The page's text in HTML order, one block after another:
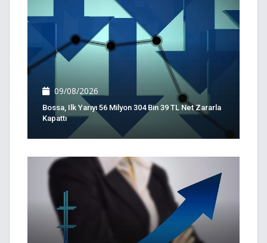
09/08/2026
Bossa, Ilk Yarıyı 56 Milyon 304 Bin 39 TL Net Zararla
Kapattı